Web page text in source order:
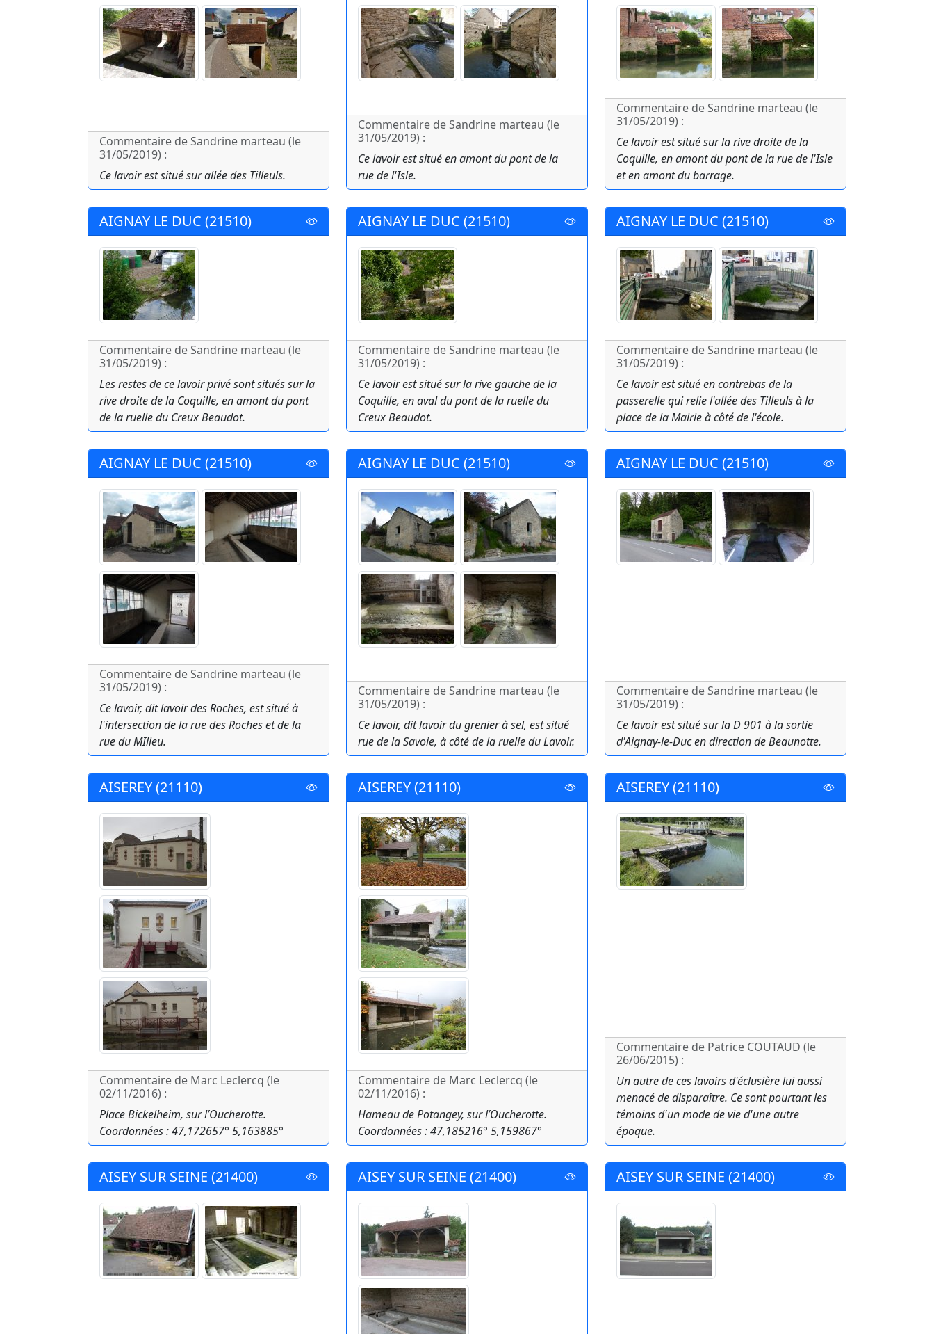
Commentaire de Sandrine marteau (le
31/05/2019) :
Ce lavoir est situé sur allée des Tilleuls.
Commentaire de Sandrine marteau (le
31/05/2019) :
Ce lavoir est situé en amont du pont de la
rue de l'Isle.
Commentaire de Sandrine marteau (le
31/05/2019) :
Ce lavoir est situé sur la rive droite de la
Coquille, en amont du pont de la rue de l'Isle
et en amont du barrage.
AIGNAY LE DUC (21510)
Commentaire de Sandrine marteau (le
31/05/2019) :
Les restes de ce lavoir privé sont situés sur la
rive droite de la Coquille, en amont du pont
de la ruelle du Creux Beaudot.
AIGNAY LE DUC (21510)
Commentaire de Sandrine marteau (le
31/05/2019) :
Ce lavoir est situé sur la rive gauche de la
Coquille, en aval du pont de la ruelle du
Creux Beaudot.
AIGNAY LE DUC (21510)
Commentaire de Sandrine marteau (le
31/05/2019) :
Ce lavoir est situé en contrebas de la
passerelle qui relie l'allée des Tilleuls à la
place de la Mairie à côté de l'école.
AIGNAY LE DUC (21510)
Commentaire de Sandrine marteau (le
31/05/2019) :
Ce lavoir, dit lavoir des Roches, est situé à
l'intersection de la rue des Roches et de la
rue du MIlieu.
AIGNAY LE DUC (21510)
Commentaire de Sandrine marteau (le
31/05/2019) :
Ce lavoir, dit lavoir du grenier à sel, est situé
rue de la Savoie, à côté de la ruelle du Lavoir.
AIGNAY LE DUC (21510)
Commentaire de Sandrine marteau (le
31/05/2019) :
Ce lavoir est situé sur la D 901 à la sortie
d'Aignay-le-Duc en direction de Beaunotte.
AISEREY (21110)
Commentaire de Marc Leclercq (le
02/11/2016) :
Place Bickelheim, sur l’Oucherotte.
Coordonnées : 47,172657° 5,163885°
AISEREY (21110)
Commentaire de Marc Leclercq (le
02/11/2016) :
Hameau de Potangey, sur l’Oucherotte.
Coordonnées : 47,185216° 5,159867°
AISEREY (21110)
Commentaire de Patrice COUTAUD (le
26/06/2015) :
Un autre de ces lavoirs d'éclusière lui aussi
menacé de disparaître. Ce sont pourtant les
témoins d'un mode de vie d'une autre
époque.
AISEY SUR SEINE (21400) AISEY SUR SEINE (21400) AISEY SUR SEINE (21400)